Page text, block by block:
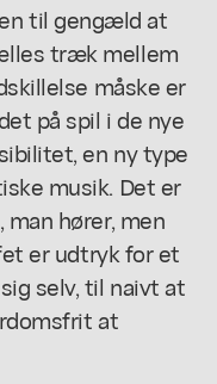
til gengæld at
træk mellem
måske er
på spil i de nye
en ny type
musik. Det er
hører, men
er udtryk for et
selv, til naivt at
at